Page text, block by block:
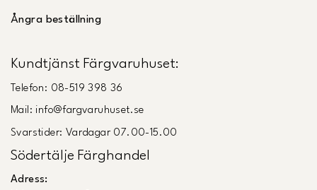
Ångra beställning
Kundtjänst Färgvaruhuset:
Telefon: 08-519 398 36
Mail: info@fargvaruhuset.se
Svarstider: Vardagar 07.00-15.00
Södertälje Färghandel
Adress: